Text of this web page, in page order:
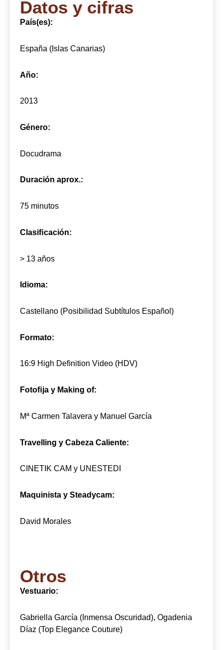
Datos y cifras
País(es):
España (Islas Canarias)
Año:
2013
Género:
Docudrama
Duración aprox.:
75 minutos
Clasiﬁcación:
> 13 años
Idioma:
Castellano (Posibilidad Subtítulos Español)
Formato:
16:9 High Deﬁnition Video (HDV)
Fotoﬁja y Making of:
Mª Carmen Talavera y Manuel García
Travelling y Cabeza Caliente:
CINETIK CAM y UNESTEDI
Maquinista y Steadycam:
David Morales
Otros
Vestuario:
Gabriella García (Inmensa Oscuridad), Ogadenia
Díaz (Top Elegance Couture)